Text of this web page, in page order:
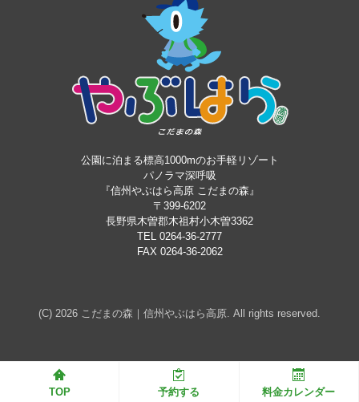
TOP 予約する 料金カレンダー
公園に泊まる標高1000mのお手軽リゾート
パノラマ深呼吸
『信州やぶはら高原 こだまの森』
〒399-6202
長野県木曽郡木祖村小木曽3362
TEL 0264-36-2777
FAX 0264-36-2062
(C) 2026 こだまの森｜信州やぶはら高原. All rights reserved.